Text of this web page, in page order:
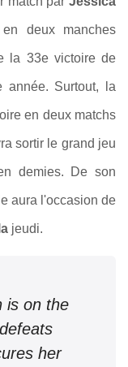
deux manches
la 33e victoire de
année. Surtout, la
en deux matchs
sortir le grand jeu
demies. De son
aura l'occasion de
jeudi.
is on the
her